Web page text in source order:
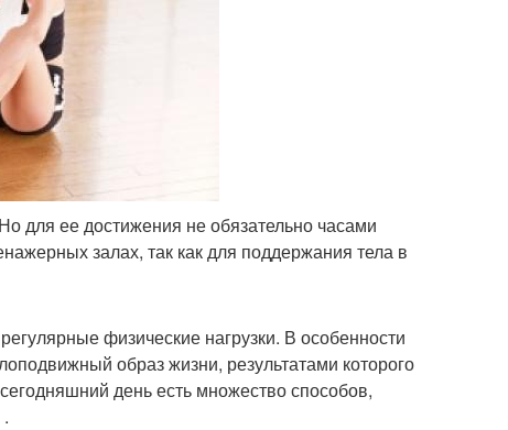
для ее достижения не обязательно часами
залах, так как для поддержания тела в
физические нагрузки. В особенности
образ жизни, результатами которого
день есть множество способов,